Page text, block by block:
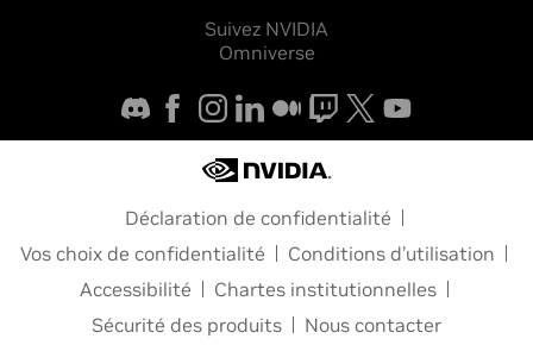
Suivez NVIDIA
Omniverse
Déclaration de confidentialité
Vos choix de confidentialité
Conditions d’utilisation
Accessibilité
Chartes institutionnelles
Sécurité des produits
Nous contacter